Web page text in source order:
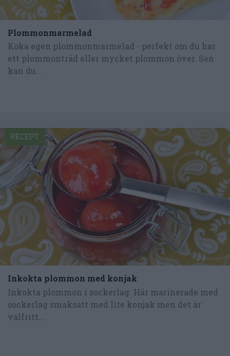
Plommonmarmelad
Koka egen plommonmarmelad - perfekt om du har
ett plommonträd eller mycket plommon över. Sen
kan du...
Inkokta plommon med konjak
Inkokta plommon i sockerlag. Här marinerade med
sockerlag smaksatt med lite konjak men det är
valfritt...
RECEPT